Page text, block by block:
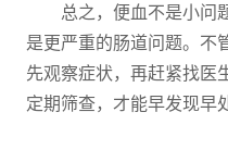
总之，便血不是小问
是更严重的肠道问题。不
先观察症状，再赶紧找医
定期筛查，才能早发现早